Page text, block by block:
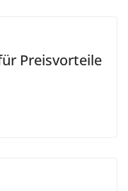
Preisvorteile